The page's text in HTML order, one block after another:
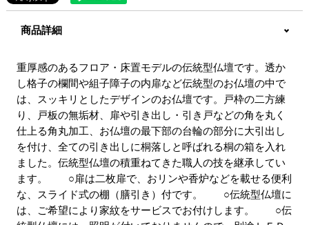
商品詳細
重厚感のあるフロア・床置モデルの伝統型仏壇です。透か
し格子の欄間や組子障子の内扉など伝統型のお仏壇の中で
は、スッキリとしたデザインのお仏壇です。戸枠の二方練
り、戸板の無垢材、扉や引き出し・引き戸などの角を丸く
仕上る角丸加工、お仏壇の最下部の台輪の部分に大引出し
を付け、全ての引き出しに桐落しと呼ばれる桐の箱を入れ
ました。伝統型仏壇の積重ねてきた職人の技を継承してい
ます。 ○扉は二枚扉で、おリンや香炉などを載せる便利
な、スライド式の棚（膳引き）付です。 ○伝統型仏壇に
は、ご希望により家紋をサービスでお付けします。 ○伝